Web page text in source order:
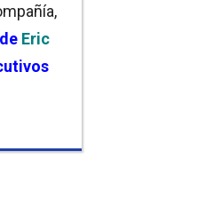
Eric